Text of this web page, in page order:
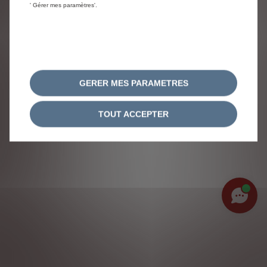
' Gérer mes paramètres'.
GERER MES PARAMETRES
TOUT ACCEPTER